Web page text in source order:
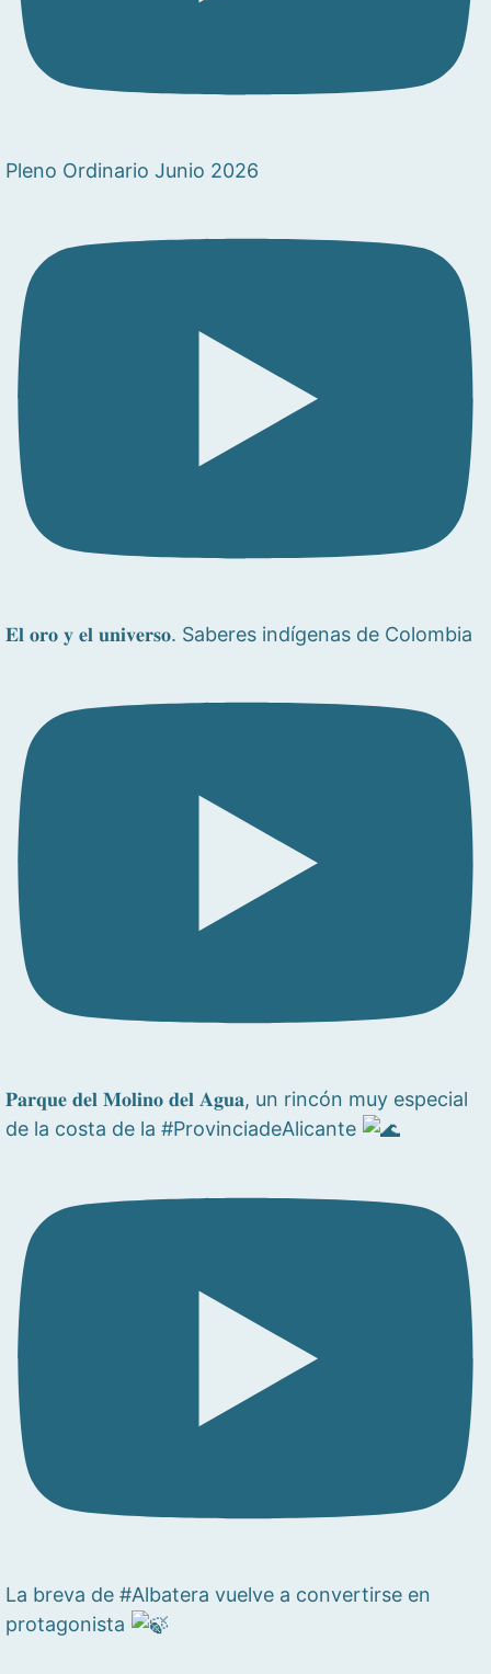
Pleno Ordinario Junio 2026
𝐄𝐥 𝐨𝐫𝐨 𝐲 𝐞𝐥 𝐮𝐧𝐢𝐯𝐞𝐫𝐬𝐨. Saberes indígenas de Colombia
𝐏𝐚𝐫𝐪𝐮𝐞 𝐝𝐞𝐥 𝐌𝐨𝐥𝐢𝐧𝐨 𝐝𝐞𝐥 𝐀𝐠𝐮𝐚, un rincón muy especial
de la costa de la #ProvinciadeAlicante
La breva de #Albatera vuelve a convertirse en
protagonista